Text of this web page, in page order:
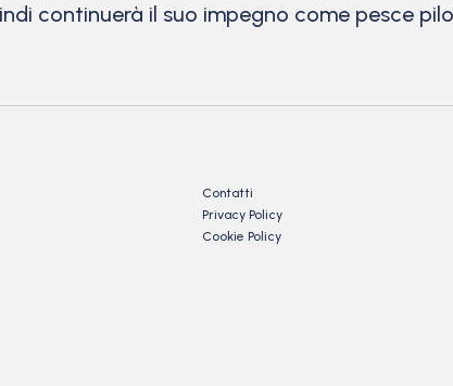
continuerà il suo impegno come pesce
Contatti
Privacy Policy
Cookie Policy